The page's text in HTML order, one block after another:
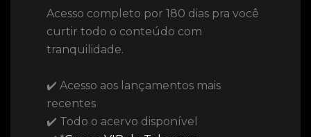
Acesso completo por 180 dias pra você
curtir todo o conteúdo com
tranquilidade.
✔️ Acesso aos lançamentos mais
recentes
✔️ Todo o acervo disponível